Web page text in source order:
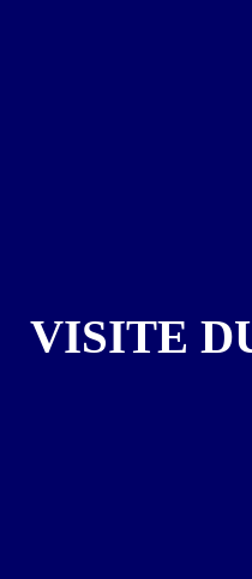
VISITE